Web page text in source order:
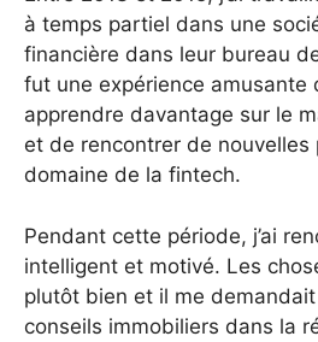
à temps partiel dans une
financière dans leur bureau
fut une expérience amusante
apprendre davantage sur le
et de rencontrer de nouvelles
domaine de la fintech.
Pendant cette période, j’ai
intelligent et motivé. Les
plutôt bien et il me
conseils immobiliers dans la